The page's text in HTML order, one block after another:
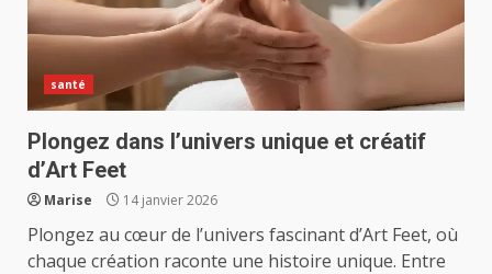
santé
Plongez dans l’univers unique et créatif
d’Art Feet
Marise 14 janvier 2026
Plongez au cœur de l’univers fascinant d’Art Feet, où
chaque création raconte une histoire unique. Entre